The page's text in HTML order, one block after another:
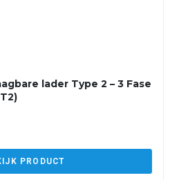
lader Type 2 – 3 Fase
PRODUCT